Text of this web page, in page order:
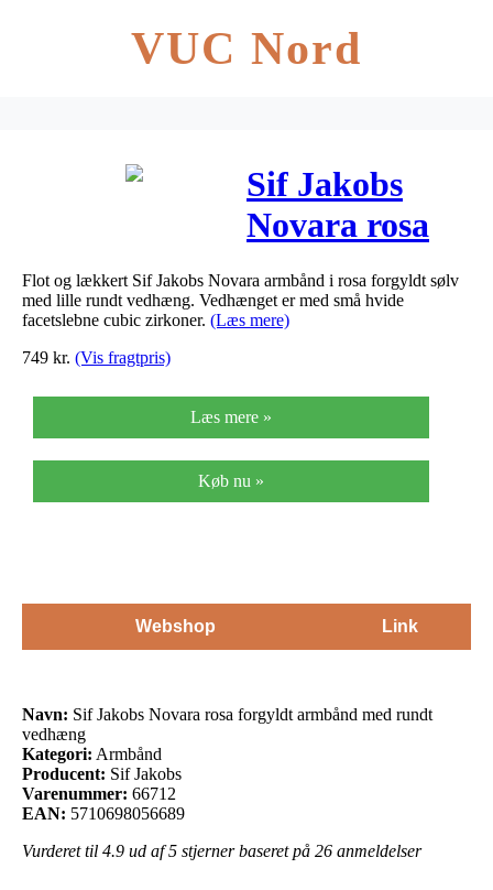
VUC Nord
Sif Jakobs
Novara rosa
forgyldt
armbånd med
vedhæng
Flot og lækkert Sif Jakobs Novara armbånd i rosa forgyldt sølv
med lille rundt vedhæng. Vedhænget er med små hvide
facetslebne cubic zirkoner. (Læs mere)
749 kr. (Vis fragtpris)
Læs mere »
Køb nu »
Webshop Link
Navn: Sif Jakobs Novara rosa forgyldt armbånd med rundt
vedhæng
Kategori: Armbånd
Producent: Sif Jakobs
Varenummer: 66712
EAN: 5710698056689
Vurderet til 4.9 ud af 5 stjerner baseret på 26 anmeldelser